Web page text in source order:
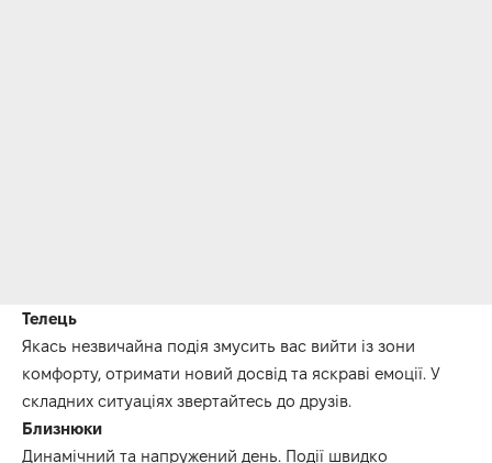
Телець
Якась незвичайна подія змусить вас вийти із зони
комфорту, отримати новий досвід та яскраві емоції. У
складних ситуаціях звертайтесь до друзів.
Близнюки
Динамічний та напружений день. Події швидко